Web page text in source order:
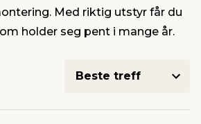
Med riktig utstyr får du
holder seg pent i mange år.